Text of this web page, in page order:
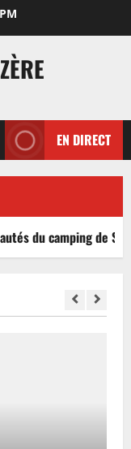
EN DIRECT
du camping de